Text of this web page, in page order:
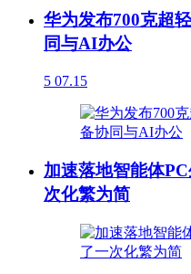
华为发布700克超
同与AI办公
5 07.15
加速落地智能体
次化繁为简